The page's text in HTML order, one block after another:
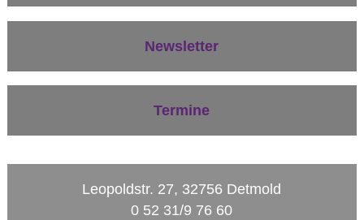
Newsletter
Termine
Leopoldstr. 27, 32756 Detmold
0 52 31/9 76 60